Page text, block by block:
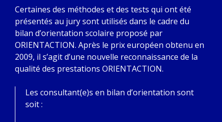
Certaines des méthodes et des tests qui ont été
présentés au jury sont utilisés dans le cadre du
bilan d’orientation scolaire proposé par
ORIENTACTION. Après le prix européen obtenu en
2009, il s’agit d’une nouvelle reconnaissance de la
qualité des prestations ORIENTACTION.
Les consultant(e)s en bilan d’orientation sont
soit :